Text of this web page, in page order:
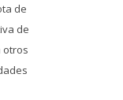
de
de
otros